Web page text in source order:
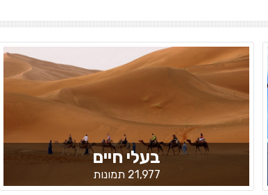
בעלי חיים
21,977 תמונות